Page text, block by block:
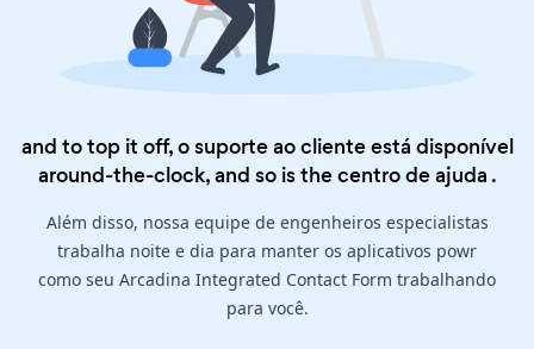
and to top it off, o suporte ao cliente está disponível
around-the-clock, and so is thecentro de ajuda .
Além disso, nossa equipe de engenheiros especialistas
trabalha noite e dia para manter os aplicativos powr
como seu Arcadina Integrated Contact Form trabalhando
para você.